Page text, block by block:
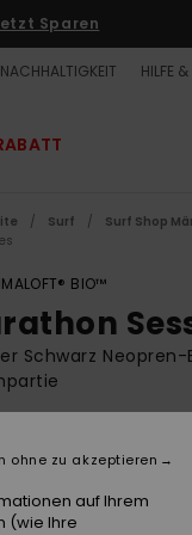
Sparen
NACHHALTIGKEIT HILFE
Surf Surf Shop
BIO™
Schwarz
auf Ihrem
(wie Ihre
ohne zu akzeptieren